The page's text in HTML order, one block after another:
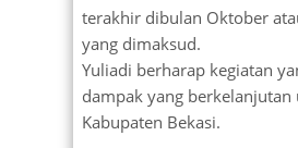
terakhir dibulan Oktober
yang dimaksud.
Yuliadi berharap kegiatan
dampak yang
Kabupaten Bekasi.